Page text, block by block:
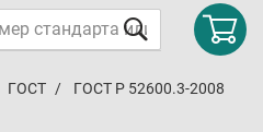
ГОСТ ГОСТ Р 52600.3-2008